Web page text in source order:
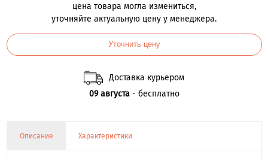
цена товара могла измениться,
уточняйте актуальную цену у менеджера.
Уточнить цену
Доставка курьером
09 августа- бесплатно
Описание Характеристики